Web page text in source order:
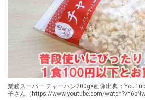
業務スーパー チャーハン200g※画像出典：
子さん（https://www.youtube.com/